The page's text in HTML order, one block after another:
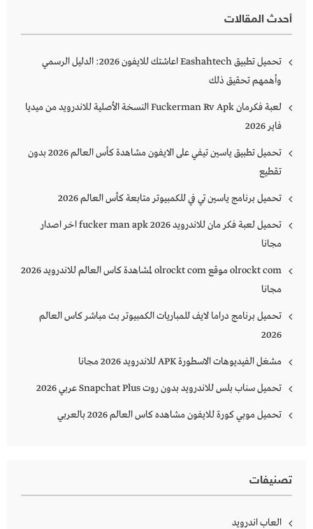
أحدث المقالات
تحميل تطبيق Eashahtech اعاشتك للايفون 2026: الدليل الرسمي
وأهمهم تحقيق ذلك
لعبة فكرمان Fuckerman Rv Apk النسخة الأصلية للاندرويد من ميديا
فاير 2026
تحميل تطبيق ياسين تيفي على الايفون مشاهدة كأس العالم 2026 بدون
تقطيع
تحميل برنامج ياسين تي في للكمبيوتر متابعة كأس العالم 2026
تحميل لعبة فكر مان للاندرويد 2026 fucker man apk اخر اصدار
مجانا
olrockt com موقع olrockt com لمشاهدة كاس العالم للاندرويد 2026
مجانا
تحميل برنامج دراما لايف للمباريات الكمبيوتر بث مباشر كاس العالم
2026
مشغل الفيديوهات الاسطورة APK للاندرويد 2026 مجانا
تحميل سناب بلس للاندرويد بدون روت Snapchat Plus‏ عربي 2026
تحميل موبي كورة للايفون مشاهده كاس العالم 2026 بالعربي
تصنيفات
العاب اندرويد